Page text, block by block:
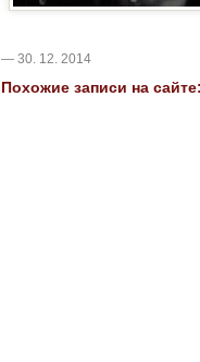
— 30. 12. 2014
Похожие записи на сайте: